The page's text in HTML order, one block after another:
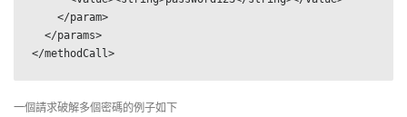
</methodCall>
一個請求破解多個密碼的例子如下